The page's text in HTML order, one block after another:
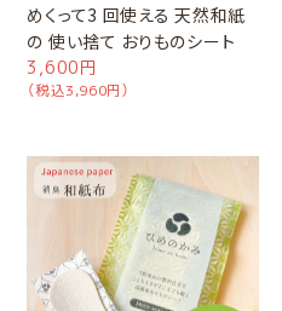
めくって3 回使える 天然和紙
の 使い捨て おりものシート
3,600円
（税込3,960円）